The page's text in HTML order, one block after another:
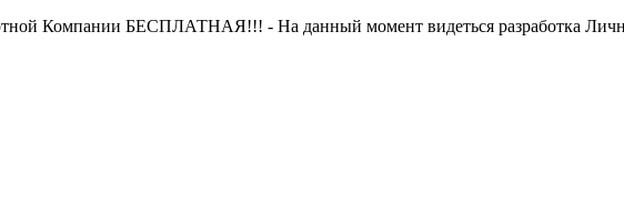
Компании БЕСПЛАТНАЯ!!! - На данный момент видеться разработка